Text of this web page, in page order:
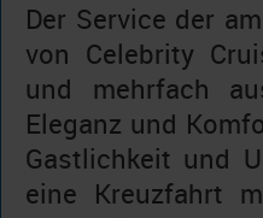
Der Service der
von Celebrity
und mehrfach
Eleganz und
Gastlichkeit und
eine Kreuzfahrt